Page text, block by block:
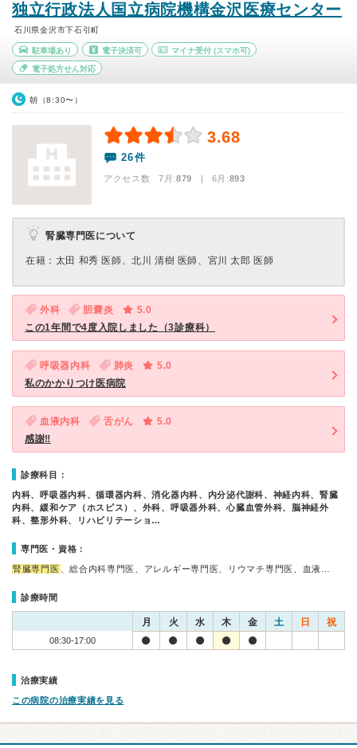
独立行政法人国立病院機構金沢医療センター
石川県金沢市下石引町
駐車場あり 電子決済可 マイナ受付 (スマホ可)
電子処方せん対応
朝（8:30〜）
3.68
26件
アクセス数 7月:879 | 6月:893
腎臓専門医について
在籍：太田 和秀 医師、北川 清樹 医師、宮川 太郎 医師
外科 胆嚢炎
5.0
この1年間で4度入院しました（3診療科）
呼吸器内科 肺炎
5.0
私のかかりつけ医病院
血液内科 舌がん
5.0
感謝‼
診療科目：
内科、呼吸器内科、循環器内科、消化器内科、内分泌代謝科、神経内科、腎臓
内科、緩和ケア（ホスピス）、外科、呼吸器外科、心臓血管外科、脳神経外
科、整形外科、リハビリテーショ…
専門医・資格：
腎臓専門医 、総合内科専門医、アレルギー専門医、リウマチ専門医、血液…
診療時間
月 火 水 木 金 土 日 祝
08:30-17:00
治療実績
この病院の治療実績を見る